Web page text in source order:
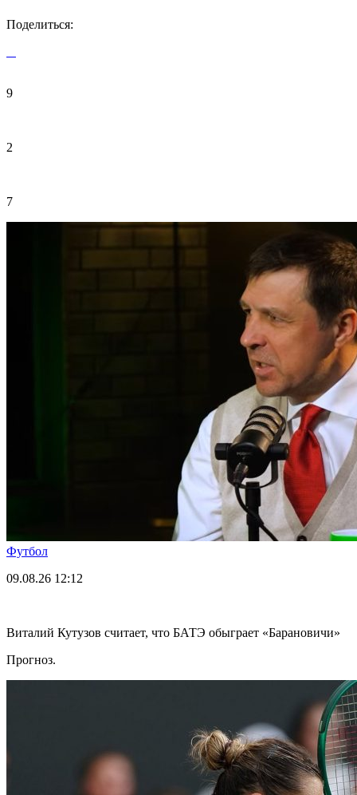
Поделиться:
9
2
7
Футбол
09.08.26 12:12
Виталий Кутузов считает, что БАТЭ обыграет «Барановичи»
Прогноз.